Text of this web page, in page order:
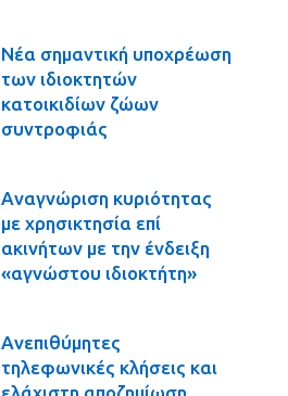
Νέα σημαντική υποχρέωση
των ιδιοκτητών
κατοικιδίων ζώων
συντροφιάς
Αναγνώριση κυριότητας
με χρησικτησία επί
ακινήτων με την ένδειξη
«αγνώστου ιδιοκτήτη»
Ανεπιθύμητες
τηλεφωνικές κλήσεις και